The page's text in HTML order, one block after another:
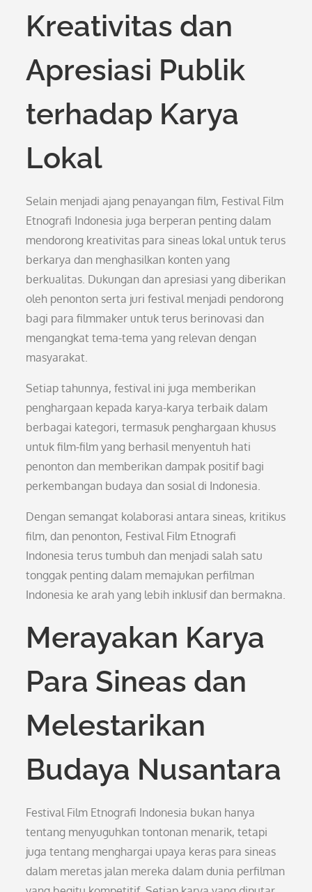
Kreativitas dan
Apresiasi Publik
terhadap Karya
Lokal
Selain menjadi ajang penayangan film, Festival Film
Etnografi Indonesia juga berperan penting dalam
mendorong kreativitas para sineas lokal untuk terus
berkarya dan menghasilkan konten yang
berkualitas. Dukungan dan apresiasi yang diberikan
oleh penonton serta juri festival menjadi pendorong
bagi para filmmaker untuk terus berinovasi dan
mengangkat tema-tema yang relevan dengan
masyarakat.
Setiap tahunnya, festival ini juga memberikan
penghargaan kepada karya-karya terbaik dalam
berbagai kategori, termasuk penghargaan khusus
untuk film-film yang berhasil menyentuh hati
penonton dan memberikan dampak positif bagi
perkembangan budaya dan sosial di Indonesia.
Dengan semangat kolaborasi antara sineas, kritikus
film, dan penonton, Festival Film Etnografi
Indonesia terus tumbuh dan menjadi salah satu
tonggak penting dalam memajukan perfilman
Indonesia ke arah yang lebih inklusif dan bermakna.
Merayakan Karya
Para Sineas dan
Melestarikan
Budaya Nusantara
Festival Film Etnografi Indonesia bukan hanya
tentang menyuguhkan tontonan menarik, tetapi
juga tentang menghargai upaya keras para sineas
dalam meretas jalan mereka dalam dunia perfilman